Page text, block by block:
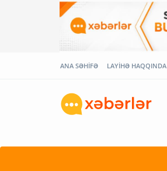
ANA SƏHİFƏ LAYİHƏ HAQQINDA